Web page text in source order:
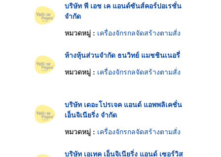
บริษัท พี เอช เค แอนด์ซันส์คอร์ปอเรชั่น
จำกัด
หมวดหมู่ : เครื่องจักรกลจัดสร้างตามสั่ง
ห้างหุ้นส่วนจำกัด ธนวิทย์ แมชชินเนอรี่
หมวดหมู่ : เครื่องจักรกลจัดสร้างตามสั่ง
บริษัท เดอะโปรเจค แอนด์ แอพพลิเคชั่น
เอ็นจิเนียริ่ง จำกัด
หมวดหมู่ : เครื่องจักรกลจัดสร้างตามสั่ง
บริษัท เอเทค เอ็นจิเนียริ่ง แอนด์ เซอร์วิส